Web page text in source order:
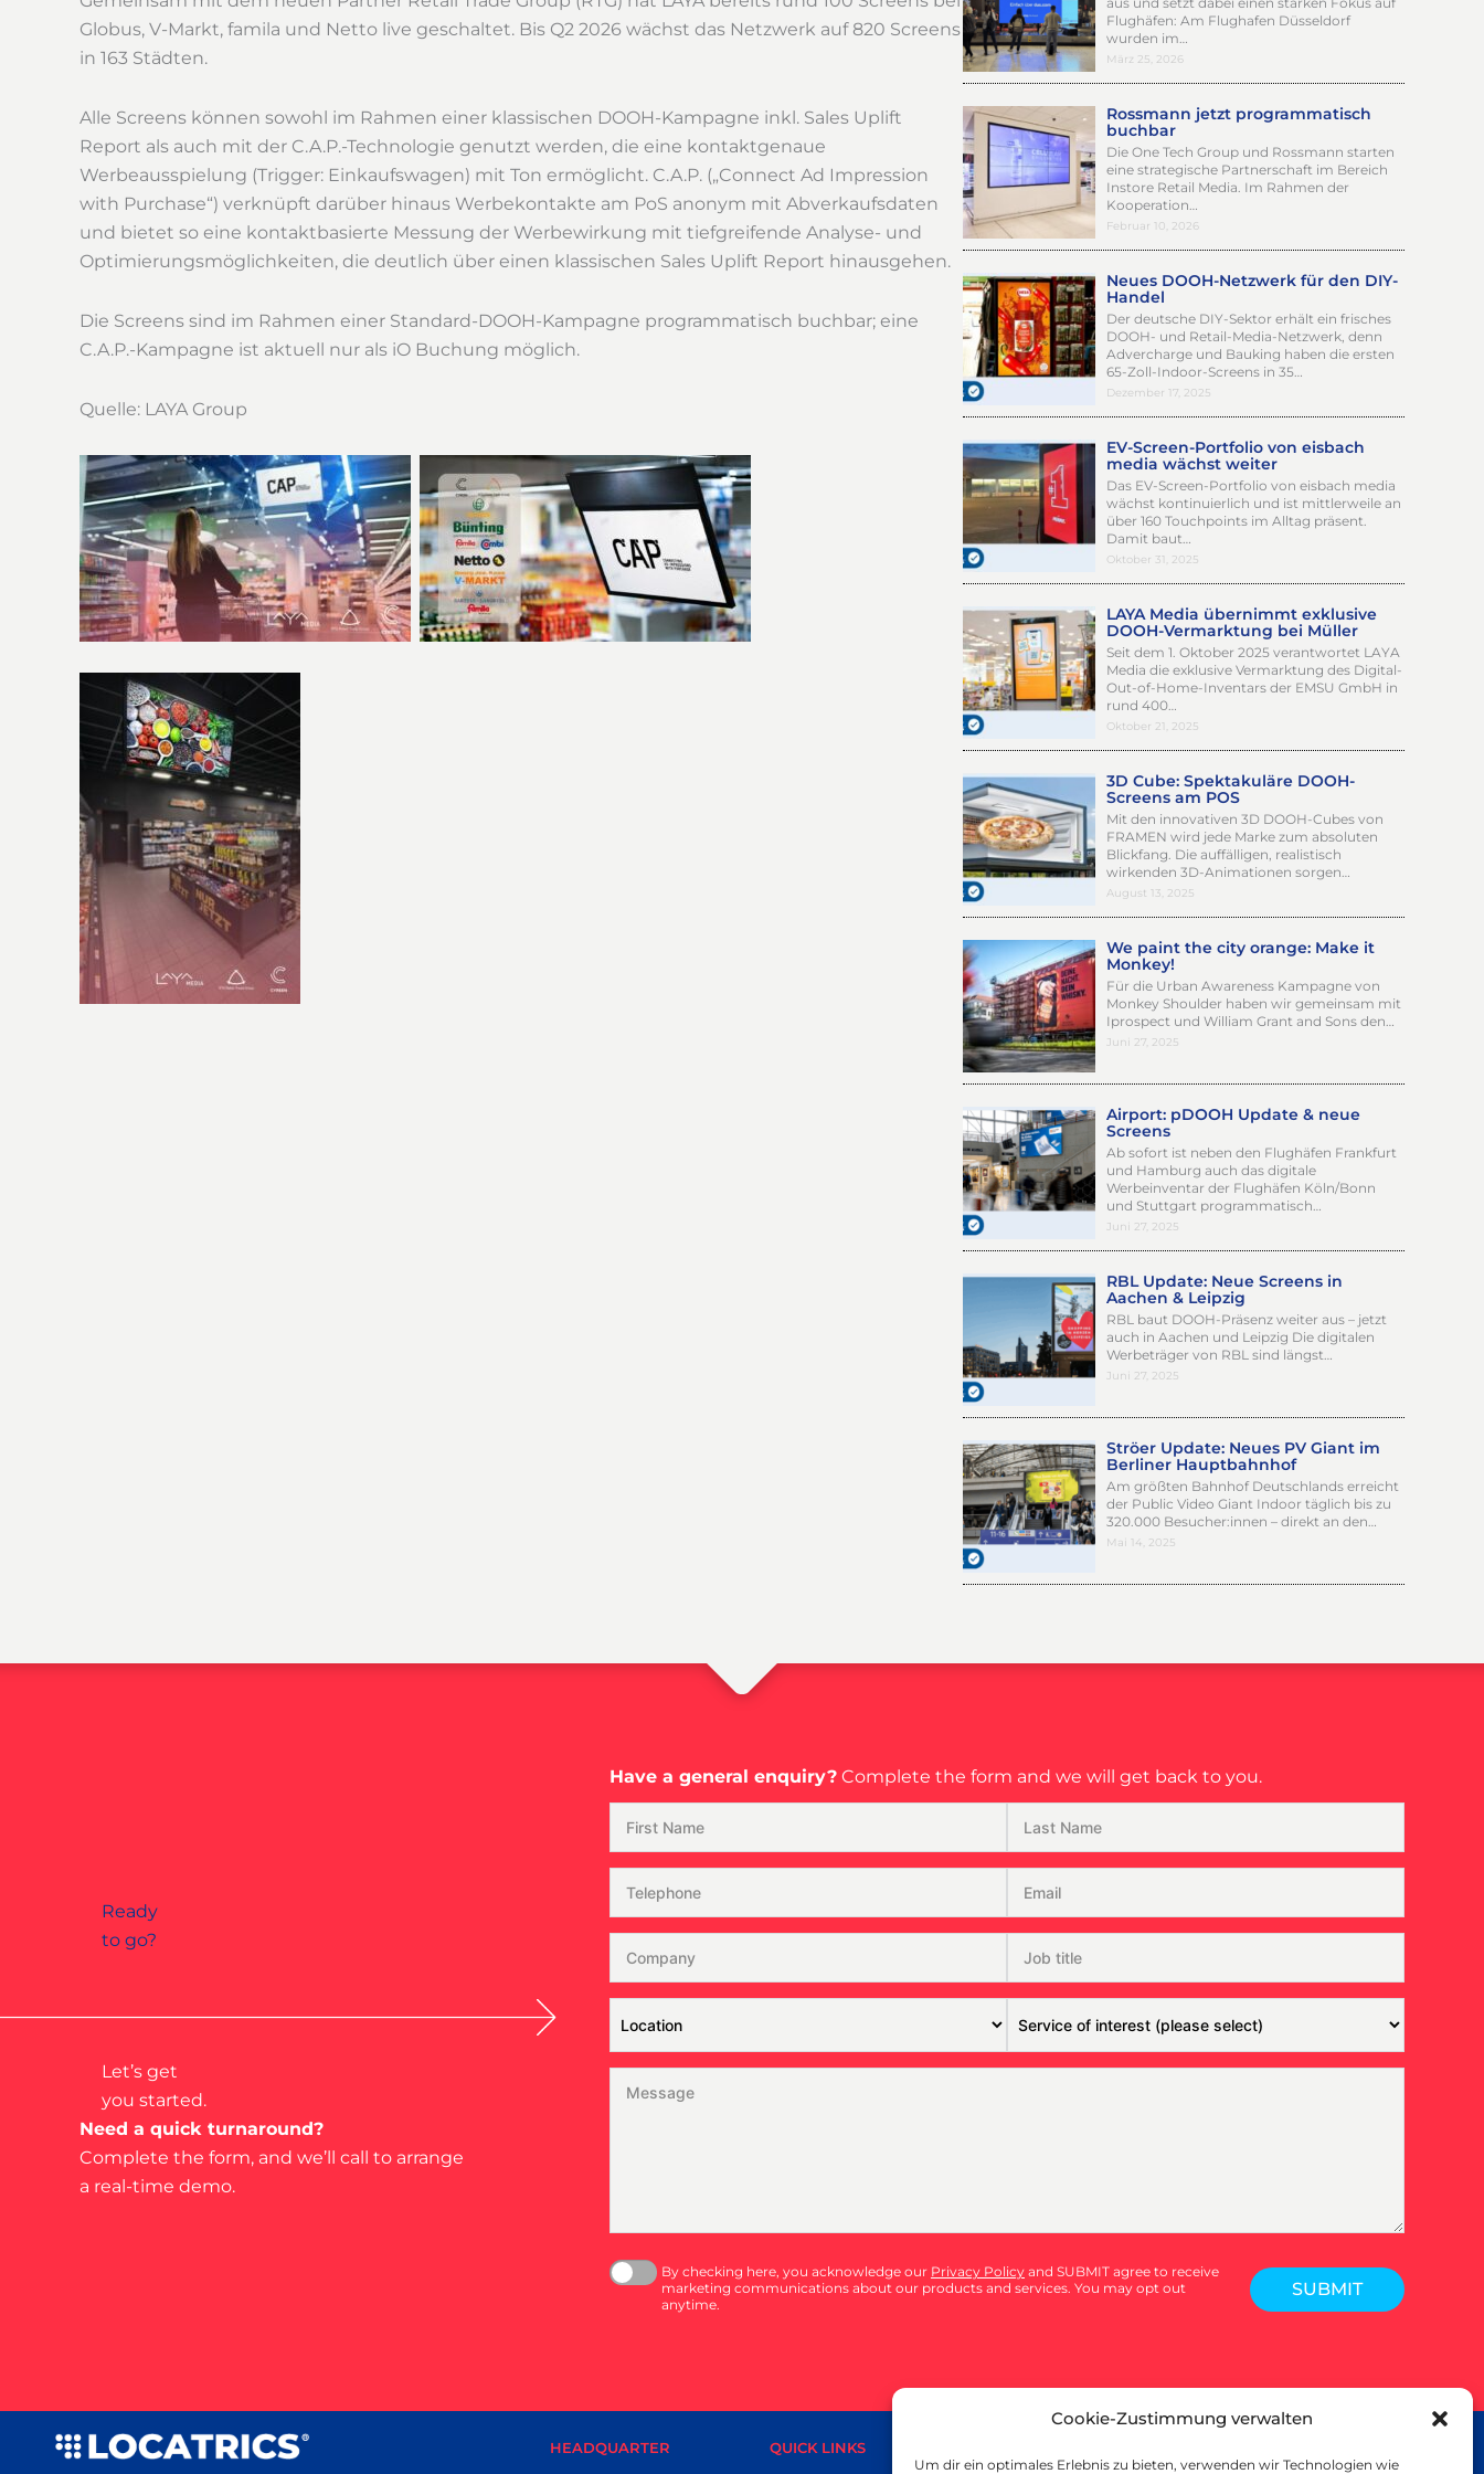
Cookie-Zustimmung verwalten
Um dir ein optimales Erlebnis zu bieten, verwenden wir Technologien wie
Globus, V-Markt, famila und Netto live geschaltet. Bis Q2 2026 wächst das Netzwerk auf 820 Screens
in 163 Städten.
Alle Screens können sowohl im Rahmen einer klassischen DOOH-Kampagne inkl. Sales Uplift
Report als auch mit der C.A.P.-Technologie genutzt werden, die eine kontaktgenaue
Werbeausspielung (Trigger: Einkaufswagen) mit Ton ermöglicht. C.A.P. („Connect Ad Impression
with Purchase“) verknüpft darüber hinaus Werbekontakte am PoS anonym mit Abverkaufsdaten
und bietet so eine kontaktbasierte Messung der Werbewirkung mit tiefgreifende Analyse- und
Optimierungsmöglichkeiten, die deutlich über einen klassischen Sales Uplift Report hinausgehen.
Die Screens sind im Rahmen einer Standard-DOOH-Kampagne programmatisch buchbar; eine
C.A.P.-Kampagne ist aktuell nur als iO Buchung möglich.
Quelle: LAYA Group
Flughäfen: Am Flughafen Düsseldorf
wurden im…
März 25, 2026
Rossmann jetzt programmatisch
buchbar
Die One Tech Group und Rossmann starten
eine strategische Partnerschaft im Bereich
Instore Retail Media. Im Rahmen der
Kooperation…
Februar 10, 2026
Neues DOOH-Netzwerk für den DIY-
Handel
Der deutsche DIY-Sektor erhält ein frisches
DOOH- und Retail-Media-Netzwerk, denn
Advercharge und Bauking haben die ersten
65-Zoll-Indoor-Screens in 35…
Dezember 17, 2025
EV-Screen-Portfolio von eisbach
media wächst weiter
Das EV-Screen-Portfolio von eisbach media
wächst kontinuierlich und ist mittlerweile an
über 160 Touchpoints im Alltag präsent.
Damit baut…
Oktober 31, 2025
LAYA Media übernimmt exklusive
DOOH-Vermarktung bei Müller
Seit dem 1. Oktober 2025 verantwortet LAYA
Media die exklusive Vermarktung des Digital-
Out-of-Home-Inventars der EMSU GmbH in
rund 400…
Oktober 21, 2025
3D Cube: Spektakuläre DOOH-
Screens am POS
Mit den innovativen 3D DOOH-Cubes von
FRAMEN wird jede Marke zum absoluten
Blickfang. Die auffälligen, realistisch
wirkenden 3D-Animationen sorgen…
August 13, 2025
We paint the city orange: Make it
Monkey!
Für die Urban Awareness Kampagne von
Monkey Shoulder haben wir gemeinsam mit
Iprospect und William Grant and Sons den…
Juni 27, 2025
Airport: pDOOH Update & neue
Screens
Ab sofort ist neben den Flughäfen Frankfurt
und Hamburg auch das digitale
Werbeinventar der Flughäfen Köln/Bonn
und Stuttgart programmatisch…
Juni 27, 2025
RBL Update: Neue Screens in
Aachen & Leipzig
RBL baut DOOH-Präsenz weiter aus – jetzt
auch in Aachen und Leipzig Die digitalen
Werbeträger von RBL sind längst…
Juni 27, 2025
Ströer Update: Neues PV Giant im
Berliner Hauptbahnhof
Am größten Bahnhof Deutschlands erreicht
der Public Video Giant Indoor täglich bis zu
320.000 Besucher:innen – direkt an den…
Mai 14, 2025
Ready
to go?
Let’s get
you started.
Need a quick turnaround?
Complete the form, and we’ll call to arrange
a real-time demo.
Have a general enquiry? Complete the form and we will get back to you.
By checking here, you acknowledge our Privacy Policy and SUBMIT agree to receive
marketing communications about our products and services. You may opt out
anytime.
SUBMIT
HEADQUARTER QUICK LINKS